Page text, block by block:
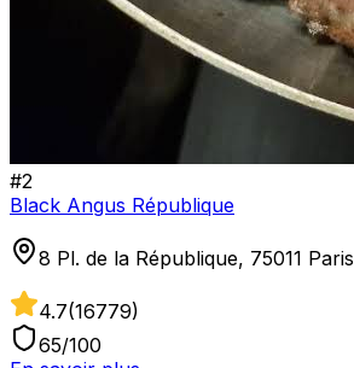
#2
Black Angus République
8 Pl. de la République, 75011 Paris
4.7(16779)
65/100